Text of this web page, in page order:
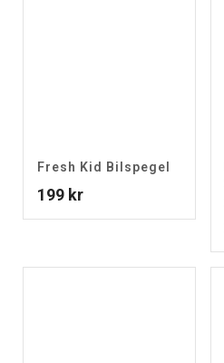
Fresh Kid Bilspegel
199 kr